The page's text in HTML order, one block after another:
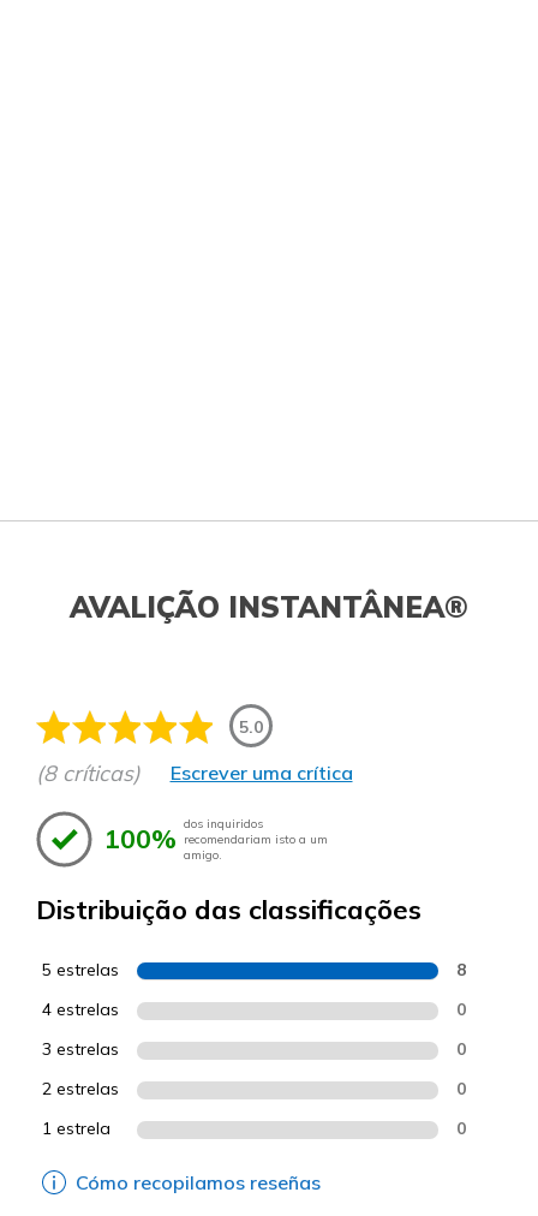
AVALIÇÃO INSTANTÂNEA®
5.0
(8 críticas) Escrever uma crítica
100% dos inquiridos
recomendariam isto a um
amigo.
Distribuição das classificações
5 estrelas 8
4 estrelas 0
3 estrelas 0
2 estrelas 0
1 estrela 0
Cómo recopilamos reseñas